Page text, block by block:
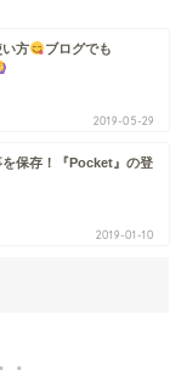
い方
ブログでも
2019-05-29
保存！『Pocket』の登
2019-01-10